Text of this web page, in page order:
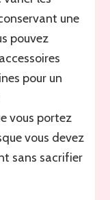
une
pouvez
pour un
vous portez
vous devez
sans sacrifier